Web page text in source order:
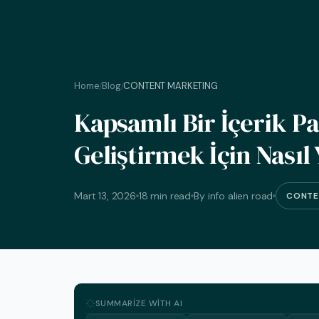
Home/Blog/CONTENT MARKETING
Kapsamlı Bir İçerik
Geliştirmek İçin Nasıl
Mart 13, 2026 18 min read By info alien road
SUMMARIZE WITH AI